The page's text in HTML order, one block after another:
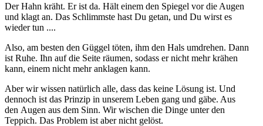
Der Hahn kräht. Er ist da. Hält einem den Spiegel vor die Augen
und klagt an. Das Schlimmste hast Du getan, und Du wirst es
wieder tun ....
Also, am besten den Güggel töten, ihm den Hals umdrehen. Dann
ist Ruhe. Ihn auf die Seite räumen, sodass er nicht mehr krähen
kann, einem nicht mehr anklagen kann.
Aber wir wissen natürlich alle, dass das keine Lösung ist. Und
dennoch ist das Prinzip in unserem Leben gang und gäbe. Aus
den Augen aus dem Sinn. Wir wischen die Dinge unter den
Teppich. Das Problem ist aber nicht gelöst.